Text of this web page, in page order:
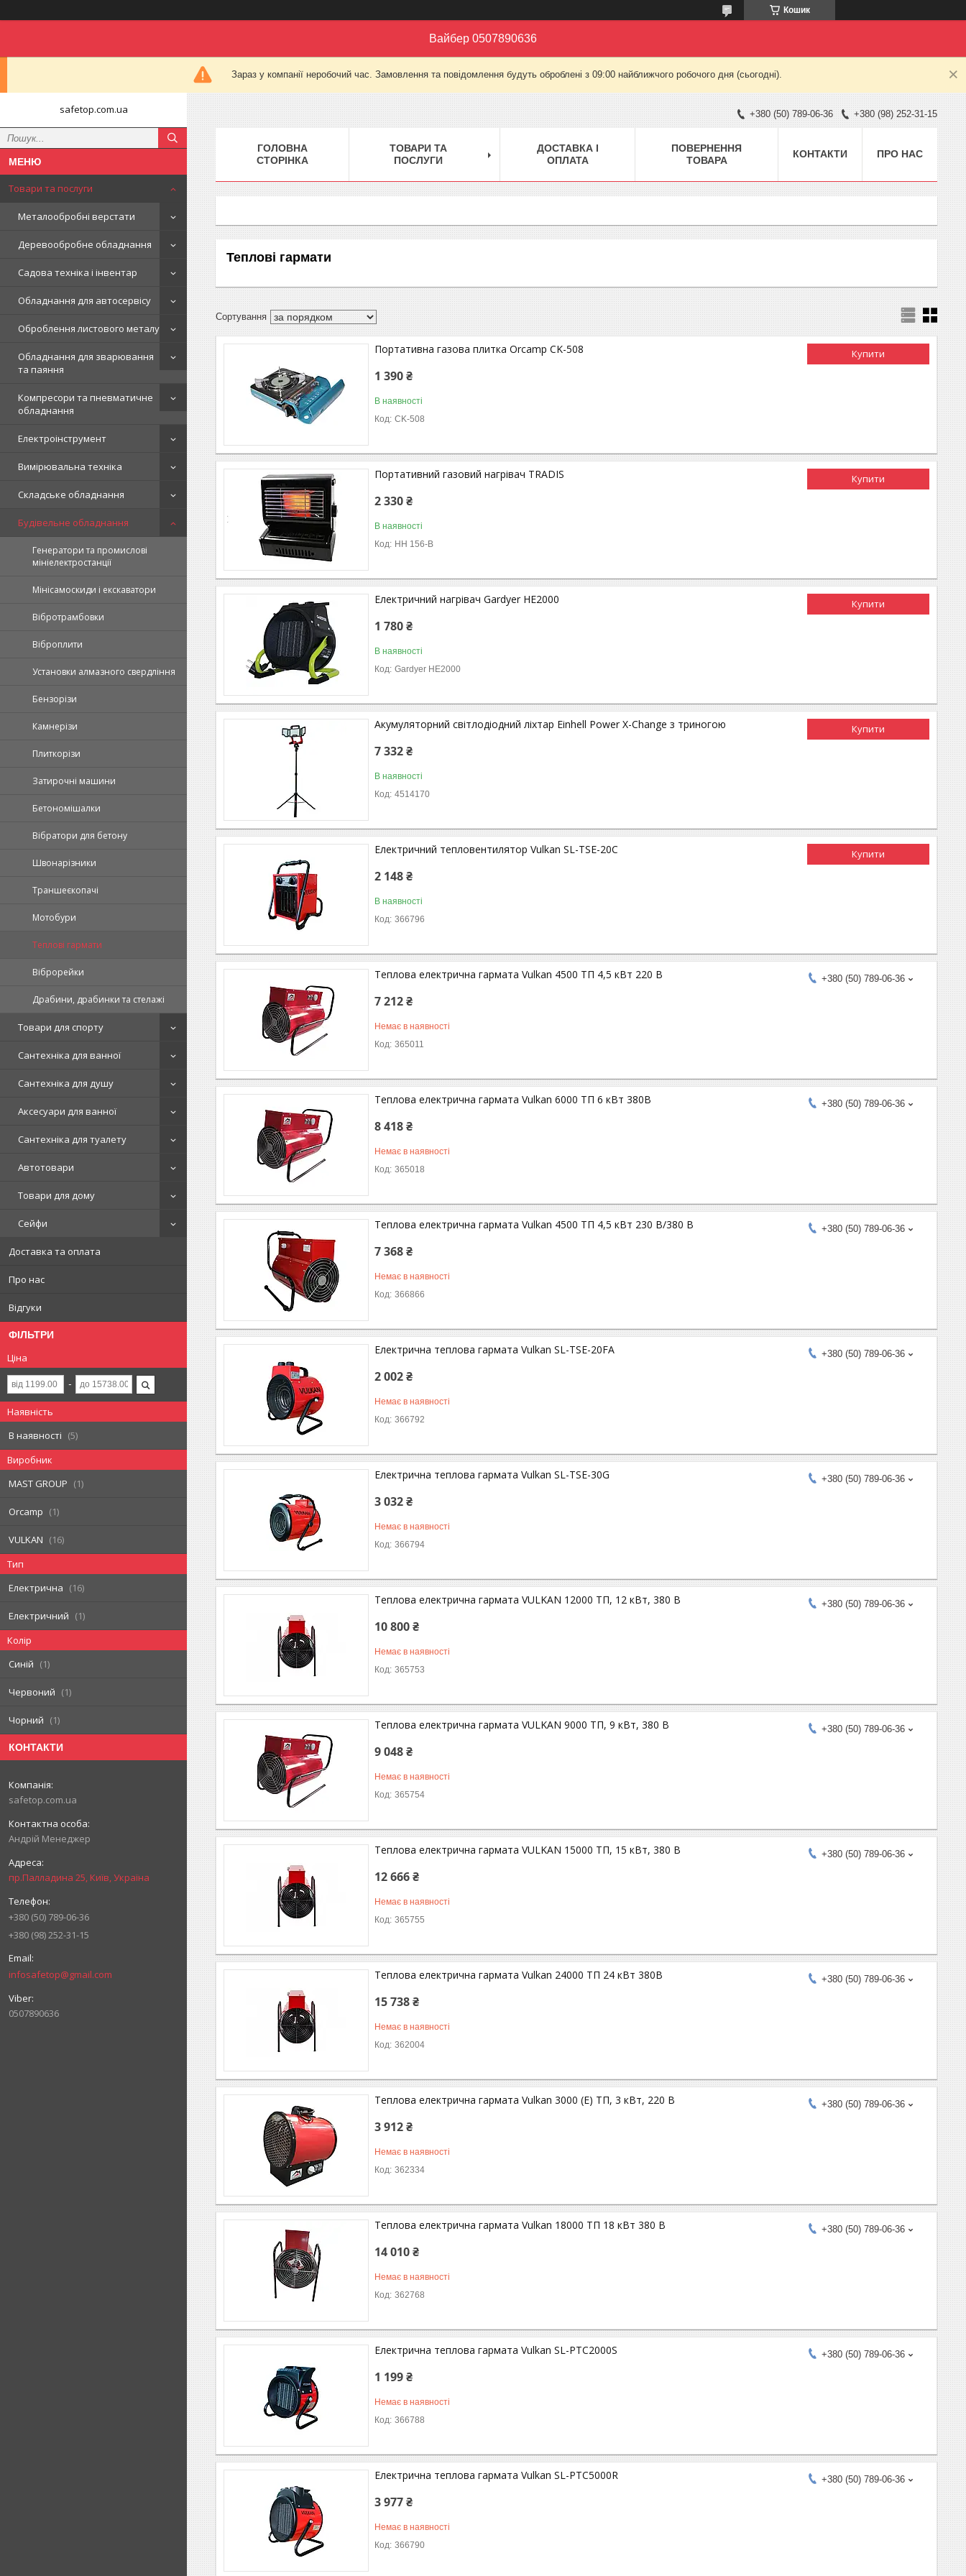
Кошик
Вайбер 0507890636
Зараз у компанії неробочий час. Замовлення та повідомлення будуть оброблені з 09:00 найближчого робочого дня (сьогодні).
safetop.com.ua
Товари та послуги
Металообробні верстати
Деревообробне обладнання
Садова техніка і інвентар
Обладнання для автосервісу
Оброблення листового металу
Обладнання для зварювання
та паяння
Компресори та пневматичне
обладнання
Електроінструмент
Вимірювальна техніка
Складське обладнання
Будівельне обладнання
Генератори та промислові
мініелектростанції
Мінісамоскиди і екскаватори
Вібротрамбовки
Віброплити
Установки алмазного свердління
Бензорізи
Камнерізи
Плиткорізи
Затирочні машини
Бетономішалки
Вібратори для бетону
Швонарізники
Траншеєкопачі
Мотобури
Теплові гармати
Віброрейки
Драбини, драбинки та стелажі
Товари для спорту
Сантехніка для ванної
Сантехніка для душу
Аксесуари для ванної
Сантехніка для туалету
Автотовари
Товари для дому
Сейфи
Доставка та оплата
Про нас
Відгуки
ФІЛЬТРИ
Ціна
Наявність
В наявності
5
Виробник
MAST GROUP
1
Orcamp 1
VULKAN
16
Тип
Електрична
16
Електричний
1
Колір
Синій
1
Червоний 1
Чорний 1
КОНТАКТИ
safetop.com.ua
Андрій Менеджер
пр.Палладина 25, Київ, Україна
+380 (50) 789-06-36
+380 (98) 252-31-15
infosafetop@gmail.com
0507890636
+380 (50) 789-06-36 +380 (98) 252-31-15
ГОЛОВНА
СТОРІНКА
ТОВАРИ ТА
ПОСЛУГИ
ДОСТАВКА І
ОПЛАТА
ПОВЕРНЕННЯ
ТОВАРА
КОНТАКТИ ПРО НАС
Теплові гармати
Купити
Портативна газова плитка Orcamp CK-508
1 390 ₴
В наявності
CK-508
Купити
Портативний газовий нагрівач TRADIS
2 330 ₴
В наявності
HH 156-B
Купити
Електричний нагрівач Gardyer HE2000
1 780 ₴
В наявності
Gardyer HE2000
Купити
Акумуляторний світлодіодний ліхтар Einhell Power X-Change з триногою
7 332 ₴
В наявності
4514170
Купити
Електричний тепловентилятор Vulkan SL-TSE-20C
2 148 ₴
В наявності
366796
+380 (50) 789-06-36
Теплова електрична гармата Vulkan 4500 ТП 4,5 кВт 220 В
7 212 ₴
Немає в наявності
365011
+380 (50) 789-06-36
Теплова електрична гармата Vulkan 6000 ТП 6 кВт 380В
8 418 ₴
Немає в наявності
365018
+380 (50) 789-06-36
Теплова електрична гармата Vulkan 4500 ТП 4,5 кВт 230 В/380 В
7 368 ₴
Немає в наявності
366866
+380 (50) 789-06-36
Електрична теплова гармата Vulkan SL-TSE-20FA
2 002 ₴
Немає в наявності
366792
+380 (50) 789-06-36
Електрична теплова гармата Vulkan SL-TSE-30G
3 032 ₴
Немає в наявності
366794
+380 (50) 789-06-36
Теплова електрична гармата VULKAN 12000 ТП, 12 кВт, 380 В
10 800 ₴
Немає в наявності
365753
+380 (50) 789-06-36
Теплова електрична гармата VULKAN 9000 ТП, 9 кВт, 380 В
9 048 ₴
Немає в наявності
365754
+380 (50) 789-06-36
Теплова електрична гармата VULKAN 15000 ТП, 15 кВт, 380 В
12 666 ₴
Немає в наявності
365755
+380 (50) 789-06-36
Теплова електрична гармата Vulkan 24000 ТП 24 кВт 380В
15 738 ₴
Немає в наявності
362004
+380 (50) 789-06-36
Теплова електрична гармата Vulkan 3000 (Е) ТП, 3 кВт, 220 В
3 912 ₴
Немає в наявності
362334
+380 (50) 789-06-36
Теплова електрична гармата Vulkan 18000 ТП 18 кВт 380 В
14 010 ₴
Немає в наявності
362768
+380 (50) 789-06-36
Електрична теплова гармата Vulkan SL-PTC2000S
1 199 ₴
Немає в наявності
366788
+380 (50) 789-06-36
Електрична теплова гармата Vulkan SL-PTC5000R
3 977 ₴
Немає в наявності
366790